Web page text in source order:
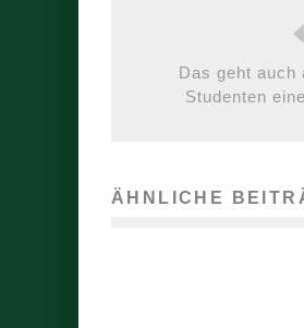
Das geht auch
Studenten
ÄHNLICHE